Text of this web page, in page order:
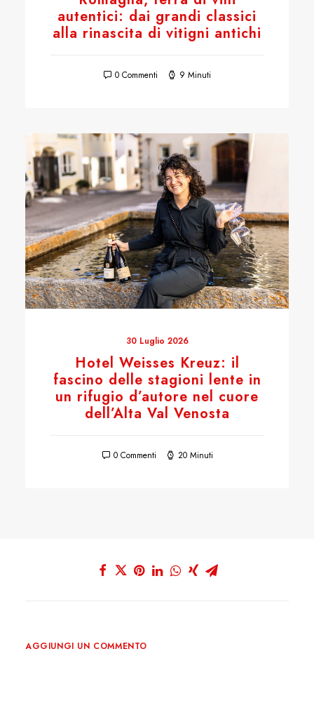
autentici: dai grandi classici
alla rinascita di vitigni antichi
0 Commenti 9 Minuti
30 Luglio 2026
Hotel Weisses Kreuz: il
fascino delle stagioni lente in
un rifugio d’autore nel cuore
dell’Alta Val Venosta
0 Commenti 20 Minuti
AGGIUNGI UN COMMENTO